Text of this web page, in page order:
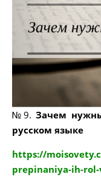
№9. Зачем
русском языке
https://
prepinaniya-ih-